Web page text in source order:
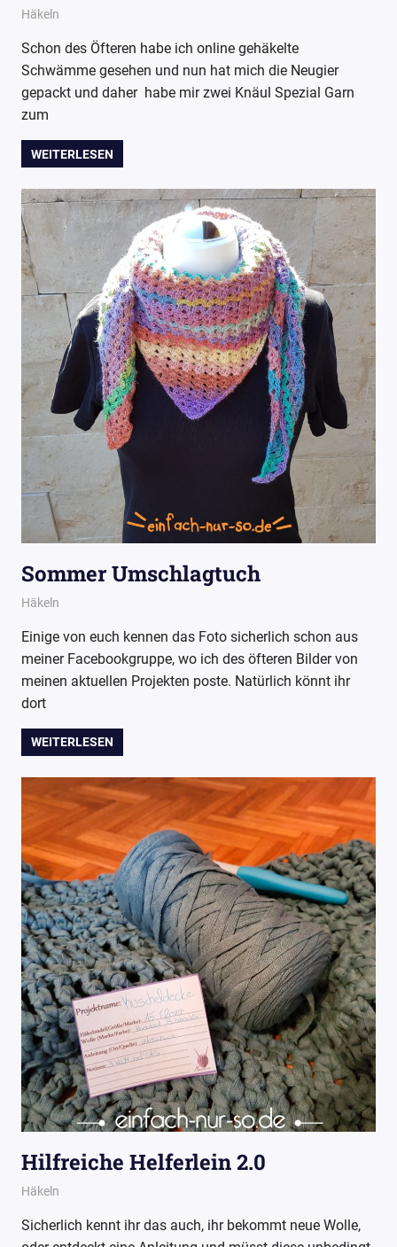
16. Mai 2017
Wollpoesie
Häkeln
Schon des Öfteren habe ich online gehäkelte
Schwämme gesehen und nun hat mich die Neugier
gepackt und daher habe mir zwei Knäul Spezial Garn
zum
WEITERLESEN
Sommer Umschlagtuch
3. Mai 2017
Wollpoesie
Häkeln
Einige von euch kennen das Foto sicherlich schon aus
meiner Facebookgruppe, wo ich des öfteren Bilder von
meinen aktuellen Projekten poste. Natürlich könnt ihr
dort
WEITERLESEN
Hilfreiche Helferlein 2.0
27. April 2017
Wollpoesie
Häkeln
Sicherlich kennt ihr das auch, ihr bekommt neue Wolle,